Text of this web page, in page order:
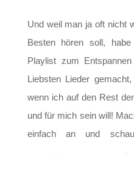
Und weil man ja oft nicht
Besten hören soll,
Playlist zum
Liebsten Lieder
wenn ich auf den Rest
und für mich sein will!
einfach an und